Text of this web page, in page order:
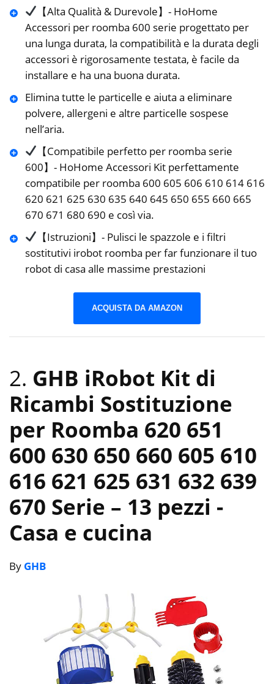
【Alta Qualità & Durevole】- HoHome
Accessori per roomba 600 serie progettato per
una lunga durata, la compatibilità e la durata degli
accessori è rigorosamente testata, è facile da
installare e ha una buona durata.
Elimina tutte le particelle e aiuta a eliminare
polvere, allergeni e altre particelle sospese
nell’aria.
【Compatibile perfetto per roomba serie
600】- HoHome Accessori Kit perfettamente
compatibile per roomba 600 605 606 610 614 616
620 621 625 630 635 640 645 650 655 660 665
670 671 680 690 e così via.
【Istruzioni】- Pulisci le spazzole e i filtri
sostitutivi irobot roomba per far funzionare il tuo
robot di casa alle massime prestazioni
ACQUISTA DA AMAZON
2. GHB iRobot Kit di
Ricambi Sostituzione
per Roomba 620 651
600 630 650 660 605 610
616 621 625 631 632 639
670 Serie – 13 pezzi -
Casa e cucina
By GHB